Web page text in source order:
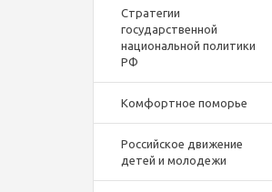
Стратегии
государственной
национальной политики
РФ
Комфортное поморье
Российское движение
детей и молодежи